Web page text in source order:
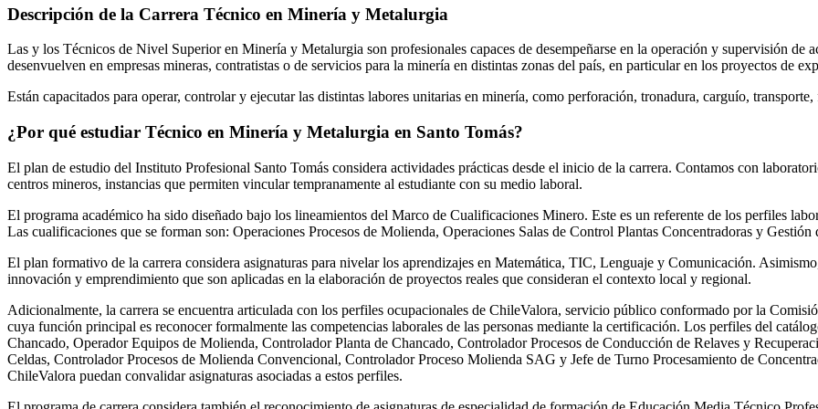
Descripción de la Carrera Técnico en Minería y Metalurgia
Las y los Técnicos de Nivel Superior en Minería y Metalurgia son profesionales capaces de desempeñarse en la operación y supervisión de
desenvuelven en empresas mineras, contratistas o de servicios para la minería en distintas zonas del país, en particular en los proyectos de
Están capacitados para operar, controlar y ejecutar las distintas labores unitarias en minería, como perforación, tronadura, carguío,
¿Por qué estudiar Técnico en Minería y Metalurgia en Santo Tomás?
El plan de estudio del Instituto Profesional Santo Tomás considera actividades prácticas desde el inicio de la carrera. Contamos con
centros mineros, instancias que permiten vincular tempranamente al estudiante con su medio laboral.
El programa académico ha sido diseñado bajo los lineamientos del Marco de Cualificaciones Minero. Este es un referente de los perfiles
Las cualificaciones que se forman son: Operaciones Procesos de Molienda, Operaciones Salas de Control Plantas Concentradoras y Gestión
El plan formativo de la carrera considera asignaturas para nivelar los aprendizajes en Matemática, TIC, Lenguaje y Comunicación.
innovación y emprendimiento que son aplicadas en la elaboración de proyectos reales que consideran el contexto local y regional.
Adicionalmente, la carrera se encuentra articulada con los perfiles ocupacionales de ChileValora, servicio público conformado por la
cuya función principal es reconocer formalmente las competencias laborales de las personas mediante la certificación. Los perfiles del
Chancado, Operador Equipos de Molienda, Controlador Planta de Chancado, Controlador Procesos de Conducción de Relaves y
Celdas, Controlador Procesos de Molienda Convencional, Controlador Proceso Molienda SAG y Jefe de Turno Procesamiento de
ChileValora puedan convalidar asignaturas asociadas a estos perfiles.